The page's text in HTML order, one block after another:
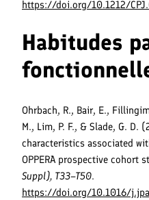
https://doi.org/10.1212/
Habitudes
Ohrbach, R., Bair, E.,
M., Lim, P. F., & Slade, G.
characteristics associated
OPPERA prospective cohort
Suppl), T33–T50.
https://doi.org/10.1016/